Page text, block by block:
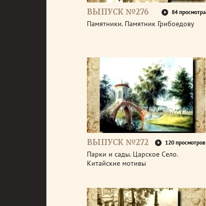
ВЫПУСК №276 84 просмотра
Памятники. Памятник Грибоедову
ВЫПУСК №272 120 просмотров
Парки и сады. Царское Село.
Китайские мотивы